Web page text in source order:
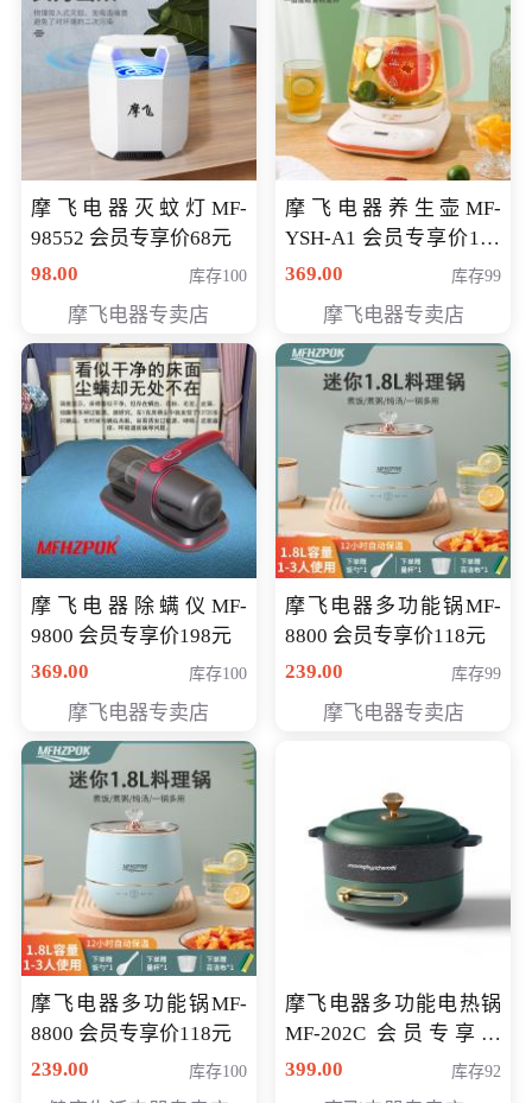
摩飞电器灭蚊灯MF-
98552 会员专享价68元
98.00
库存100
摩飞电器专卖店
摩飞电器养生壶MF-
YSH-A1 会员专享价198
元
369.00 库存99
摩飞电器专卖店
摩飞电器除螨仪MF-
9800 会员专享价198元
369.00
库存100
摩飞电器专卖店
摩飞电器多功能锅MF-
8800 会员专享价118元
239.00
库存99
摩飞电器专卖店
摩飞电器多功能锅MF-
8800 会员专享价118元
239.00
库存100
摩飞电器多功能电热锅
MF-202C 会员专享价
269元
399.00 库存92